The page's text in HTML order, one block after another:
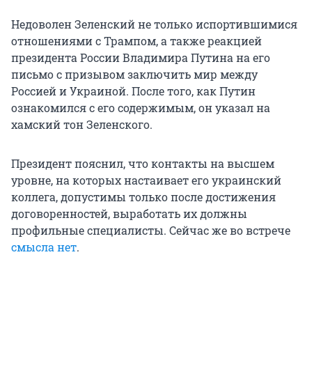
Недоволен Зеленский не только испортившимися
отношениями с Трампом, а также реакцией
президента России Владимира Путина на его
письмо с призывом заключить мир между
Россией и Украиной. После того, как Путин
ознакомился с его содержимым, он указал на
хамский тон Зеленского.
Президент пояснил, что контакты на высшем
уровне, на которых настаивает его украинский
коллега, допустимы только после достижения
договоренностей, выработать их должны
профильные специалисты. Сейчас же во встрече
смысла нет.